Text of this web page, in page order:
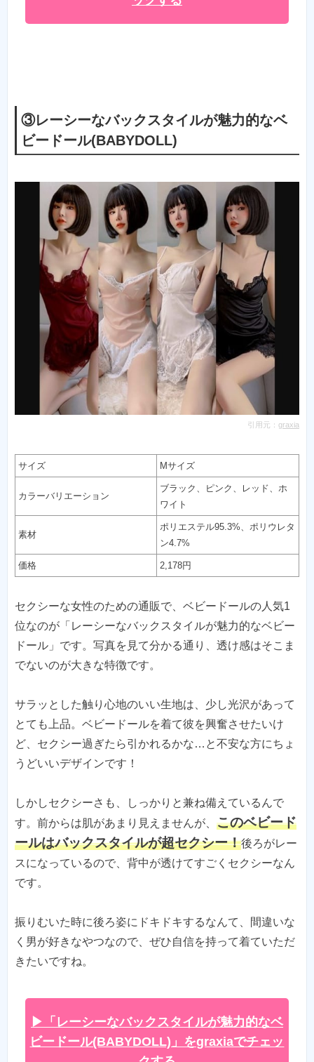
③レーシーなバックスタイルが魅力的なベ
ビードール(BABYDOLL)
引用元： graxia
サイズ Mサイズ
カラーバリエーション
ブラック、ピンク、レッド、ホ
ワイト
素材
ポリエステル95.3%、ポリウレタ
ン4.7%
価格 2,178円
セクシーな女性のための通販で、ベビードールの人気1
位なのが「レーシーなバックスタイルが魅力的なベビー
ドール」です。写真を見て分かる通り、透け感はそこま
でないのが大きな特徴です。
サラッとした触り心地のいい生地は、少し光沢があって
とても上品。ベビードールを着て彼を興奮させたいけ
ど、セクシー過ぎたら引かれるかな…と不安な方にちょ
うどいいデザインです！
しかしセクシーさも、しっかりと兼ね備えているんで
す。前からは肌があまり見えませんが、 このベビード
ールはバックスタイルが超セクシー！後ろがレー
スになっているので、背中が透けてすごくセクシーなん
です。
振りむいた時に後ろ姿にドキドキするなんて、間違いな
く男が好きなやつなので、ぜひ自信を持って着ていただ
きたいですね。
▶「レーシーなバックスタイルが魅力的なベ
ビードール(BABYDOLL)」をgraxiaでチェッ